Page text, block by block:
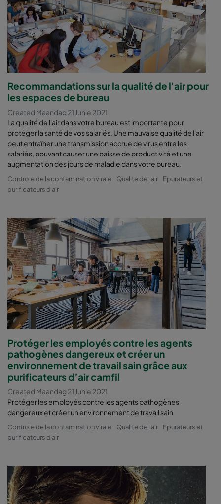
Recommandations sur la qualité de l'air pour
les espaces de bureau
Created Maandag 21 Junie 2021
La qualité de l'air dans votre bureau est importante pour
protéger la santé de vos salariés. Une mauvaise qualité de l'air
peut entraîner une transmission accrue de virus entre les
salariés, pouvant causer une baisse de productivité et une
augmentation des jours de maladie dans votre bureau.
Controle de la contamination virale Qualite de l air
Epurateurs et
purificateurs d air
Protéger les employés contre les agents
pathogènes dangereux et créer un
environnement de travail sain grâce aux
purificateurs d’air camfil
Created Maandag 21 Junie 2021
Protéger les employés contre les agents pathogènes
dangereux et créer un environnement de travail sain
Controle de la contamination virale Qualite de l air
Epurateurs et
purificateurs d air